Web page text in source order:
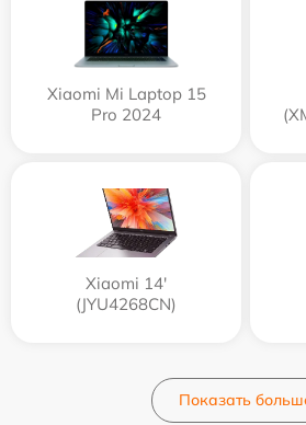
Xiaomi Mi Laptop 15
Pro 2024
Xiaomi 14'
(JYU4268CN)
Показать